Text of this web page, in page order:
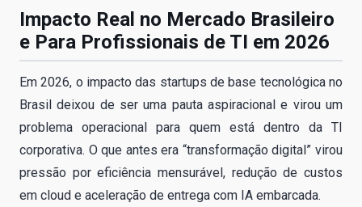
Impacto Real no Mercado Brasileiro
e Para Profissionais de TI em 2026
Em 2026, o impacto das startups de base tecnológica no
Brasil deixou de ser uma pauta aspiracional e virou um
problema operacional para quem está dentro da TI
corporativa. O que antes era “transformação digital” virou
pressão por eficiência mensurável, redução de custos
em cloud e aceleração de entrega com IA embarcada.